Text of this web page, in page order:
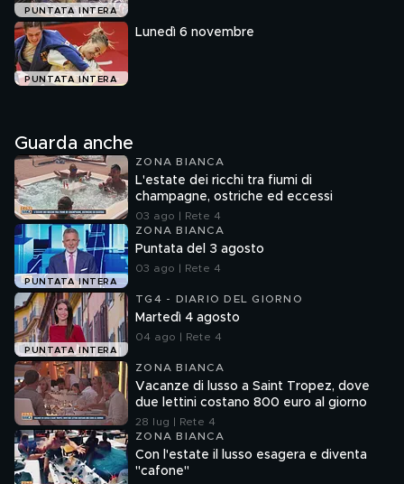
PUNTATA INTERA
PUNTATA INTERA
Lunedì 6 novembre
Guarda anche
ZONA BIANCA
L'estate dei ricchi tra fiumi di
champagne, ostriche ed eccessi
03 ago | Rete 4
PUNTATA INTERA
ZONA BIANCA
Puntata del 3 agosto
03 ago | Rete 4
PUNTATA INTERA
TG4 - DIARIO DEL GIORNO
Martedì 4 agosto
04 ago | Rete 4
ZONA BIANCA
Vacanze di lusso a Saint Tropez, dove
due lettini costano 800 euro al giorno
28 lug | Rete 4
ZONA BIANCA
Con l'estate il lusso esagera e diventa
"cafone"